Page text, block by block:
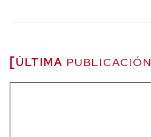
ÚLTIMA PUBLICACIÓN